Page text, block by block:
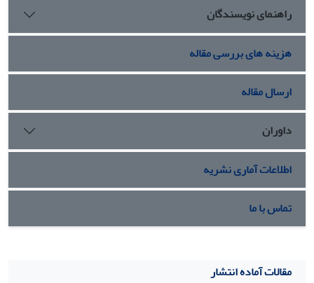
راهنمای نویسندگان
هزینه های بررسی مقاله
ارسال مقاله
داوران
اطلاعات آماری نشریه
تماس با ما
مقالات آماده انتشار